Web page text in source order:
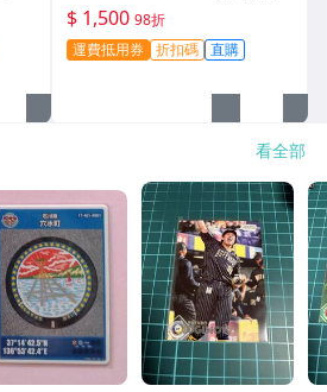
收藏卡
$ 1,500 98折
運費抵用券 折扣碼 直購
看全部